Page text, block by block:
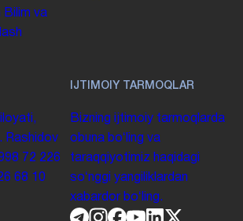
Bilim va
Rashidov
72 226
68 10
IJTIMOIY TARMOQLAR
Bizning ijtimoiy tarmoqlarda
obuna boʻling va
taraqqiyotimiz haqidagi
soʻnggi yangiliklardan
xabardor boʻling.